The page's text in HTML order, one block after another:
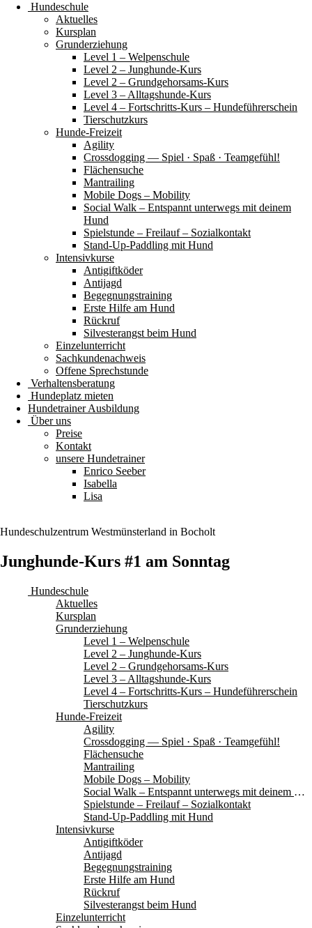
Hundeschule
Aktuelles
Kursplan
Grunderziehung
Level 1 – Welpenschule
Level 2 – Junghunde-Kurs
Level 2 – Grundgehorsams-Kurs
Level 3 – Alltagshunde-Kurs
Level 4 – Fortschritts-Kurs – Hundeführerschein
Tierschutzkurs
Hunde-Freizeit
Agility
Crossdogging — Spiel · Spaß · Teamgefühl!
Flächensuche
Mantrailing
Mobile Dogs – Mobility
Social Walk – Entspannt unterwegs mit deinem
Hund
Spielstunde – Freilauf – Sozialkontakt
Stand-Up-Paddling mit Hund
Intensivkurse
Antigiftköder
Antijagd
Begegnungstraining
Erste Hilfe am Hund
Rückruf
Silvesterangst beim Hund
Einzelunterricht
Sachkundenachweis
Offene Sprechstunde
Verhaltensberatung
Hundeplatz mieten
Hundetrainer Ausbildung
Über uns
Preise
Kontakt
unsere Hundetrainer
Enrico Seeber
Isabella
Lisa
Hundeschulzentrum Westmünsterland in Bocholt
Junghunde-Kurs #1 am Sonntag
Hundeschule
Aktuelles
Kursplan
Grunderziehung
Level 1 – Welpenschule
Level 2 – Junghunde-Kurs
Level 2 – Grundgehorsams-Kurs
Level 3 – Alltagshunde-Kurs
Level 4 – Fortschritts-Kurs – Hundeführerschein
Tierschutzkurs
Hunde-Freizeit
Agility
Crossdogging — Spiel · Spaß · Teamgefühl!
Flächensuche
Mantrailing
Mobile Dogs – Mobility
Social Walk – Entspannt unterwegs mit deinem Hund
Spielstunde – Freilauf – Sozialkontakt
Stand-Up-Paddling mit Hund
Intensivkurse
Antigiftköder
Antijagd
Begegnungstraining
Erste Hilfe am Hund
Rückruf
Silvesterangst beim Hund
Einzelunterricht